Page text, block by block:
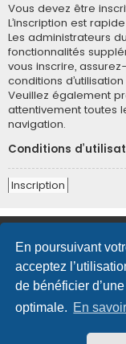
En poursuivant
acceptez
de bénéficier
optimale. En
Vous devez être
L’inscription est
Les administrateurs
fonctionnalités
vous inscrire,
conditions
Veuillez également
attentivement toutes
navigation.
Conditions
Inscription
Développé par phpBB ®
Communauté Steam